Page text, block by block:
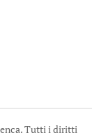
Tutti i diritti